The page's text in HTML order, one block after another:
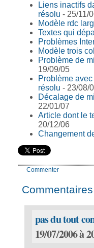
Liens inactifs
résolu - 25/11/
Modèle rdc
Textes qui
Problèmes
Modèle trois
Problème de
19/09/05
Problème
résolu - 23/08/
Décalage de
22/01/07
Article dont le
20/12/06
Changement
Commenter
Commentaires
pas du tout
19/07/2006 à